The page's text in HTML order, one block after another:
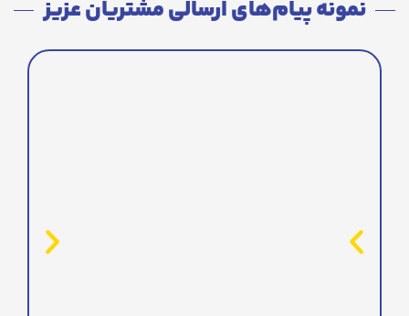
نمونه پیام‌های ارسالی مشتریان عزیز